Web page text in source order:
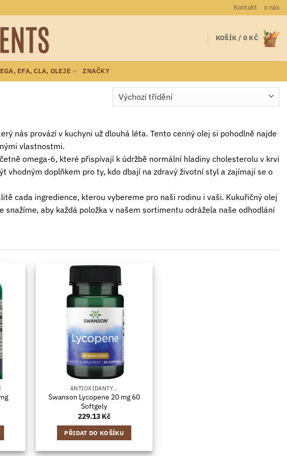
Kontakt o nás
KOŠÍK / 0 KČ
EFA, CLA, OLEJE ZNAČKY
nás provází v kuchyni už dlouhá léta. Tento cenný olej si pohodlně najde
vlastnostmi.
omega-6, které přispívají k údržbě normální hladiny cholesterolu v krvi
vhodným doplňkem pro ty, kdo dbají na zdravý životní styl a zajímají se o
cada ingredience, kterou vybereme pro naši rodinu i vaši. Kukuřičný olej
aby každá položka v našem sortimentu odrážela naše odhodlání
ANTIOXIDANTY…
Swanson Lycopene 20 mg 60
Softgely
229.13 Kč
PŘIDAT DO KOŠÍKU